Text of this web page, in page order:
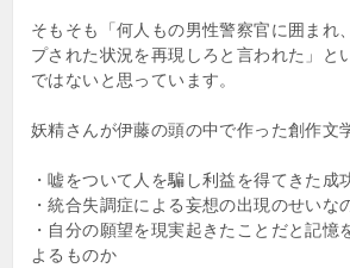
そもそも「何人もの男性警察官に囲まれ
プされた状況を再現しろと言われた」と
ではないと思っています。
妖精さんが伊藤の頭の中で作った創作文
・嘘をついて人を騙し利益を得てきた
・統合失調症による妄想の出現のせいな
・自分の願望を現実起きたことだと記憶
よるものか